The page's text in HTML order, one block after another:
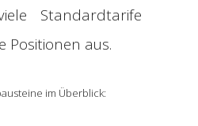
Standardtarife
Positionen aus.
im Überblick: